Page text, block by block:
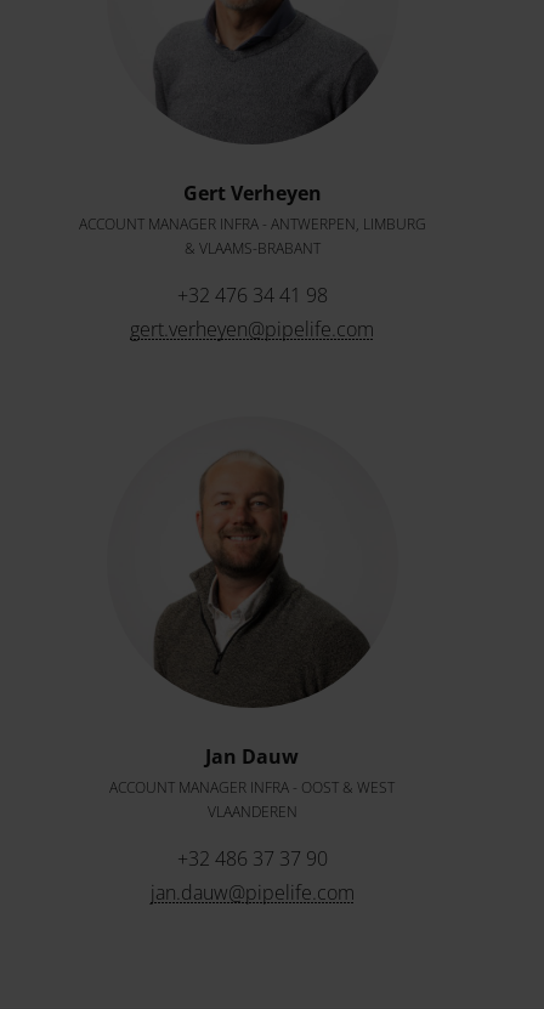
Gert Verheyen
ACCOUNT MANAGER INFRA - ANTWERPEN, LIMBURG
& VLAAMS-BRABANT
+32 476 34 41 98
gert.verheyen@pipelife.com
Jan Dauw
ACCOUNT MANAGER INFRA - OOST & WEST
VLAANDEREN
+32 486 37 37 90
jan.dauw@pipelife.com